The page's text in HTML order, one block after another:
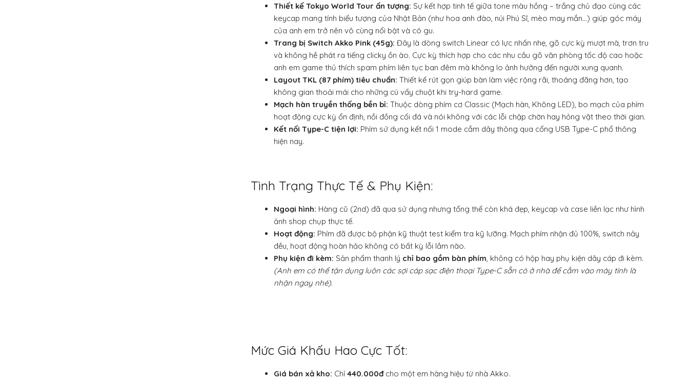
Thiết kế Tokyo World Tour ấn tượng: Sự kết hợp tinh tế giữa tone màu hồng – trắng chủ đạo cùng các
keycap mang tính biểu tượng của Nhật Bản (như hoa anh đào, núi Phú Sĩ, mèo may mắn…) giúp góc máy
của anh em trở nên vô cùng nổi bật và có gu.
Trang bị Switch Akko Pink (45g): Đây là dòng switch Linear có lực nhấn nhẹ, gõ cực kỳ mượt mà, trơn tru
và không hề phát ra tiếng clicky ồn ào. Cực kỳ thích hợp cho các nhu cầu gõ văn phòng tốc độ cao hoặc
anh em game thủ thích spam phím liên tục ban đêm mà không lo ảnh hưởng đến người xung quanh.
Layout TKL (87 phím) tiêu chuẩn: Thiết kế rút gọn giúp bàn làm việc rộng rãi, thoáng đãng hơn, tạo
không gian thoải mái cho những cú vẩy chuột khi try-hard game.
Mạch hàn truyền thống bền bỉ: Thuộc dòng phím cơ Classic (Mạch hàn, Không LED), bo mạch của phím
hoạt động cực kỳ ổn định, nồi đồng cối đá và nói không với các lỗi chập chờn hay hỏng vặt theo thời gian.
Kết nối Type-C tiện lợi: Phím sử dụng kết nối 1 mode cắm dây thông qua cổng USB Type-C phổ thông
hiện nay.
Tình Trạng Thực Tế & Phụ Kiện:
Ngoại hình: Hàng cũ (2nd) đã qua sử dụng nhưng tổng thể còn khá đẹp, keycap và case liền lạc như hình
ảnh shop chụp thực tế.
Hoạt động: Phím đã được bộ phận kỹ thuật test kiểm tra kỹ lưỡng. Mạch phím nhận đủ 100%, switch nảy
đều, hoạt động hoàn hảo không có bất kỳ lỗi lầm nào.
Phụ kiện đi kèm: Sản phẩm thanh lý chỉ bao gồm bàn phím , không có hộp hay phụ kiện dây cáp đi kèm.
(Anh em có thể tận dụng luôn các sợi cáp sạc điện thoại Type-C sẵn có ở nhà để cắm vào máy tính là
nhận ngay nhé).
Mức Giá Khấu Hao Cực Tốt:
Giá bán xả kho: Chỉ440.000đcho một em hàng hiệu từ nhà Akko.